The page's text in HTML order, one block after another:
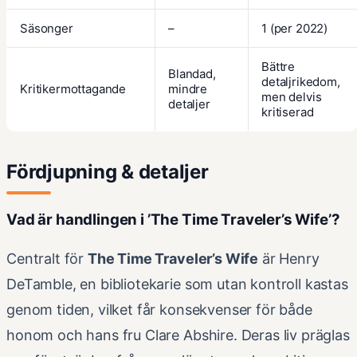
Säsonger – 1 (per 2022)
Kritikermottagande
Blandad,
mindre
detaljer
Bättre
detaljrikedom,
men delvis
kritiserad
Fördjupning & detaljer
Vad är handlingen i ’The Time Traveler’s Wife’?
Centralt för The Time Traveler’s Wife är Henry
DeTamble, en bibliotekarie som utan kontroll kastas
genom tiden, vilket får konsekvenser för både
honom och hans fru Clare Abshire. Deras liv präglas